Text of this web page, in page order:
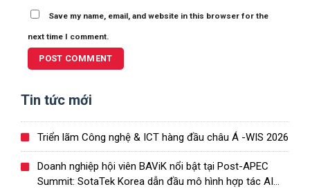
Save my name, email, and website in this browser for the
next time I comment.
Tin tức mới
Triển lãm Công nghệ & ICT hàng đầu châu Á -WIS 2026
Doanh nghiệp hội viên BAViK nổi bật tại Post-APEC
Summit: SotaTek Korea dẫn đầu mô hình hợp tác AI